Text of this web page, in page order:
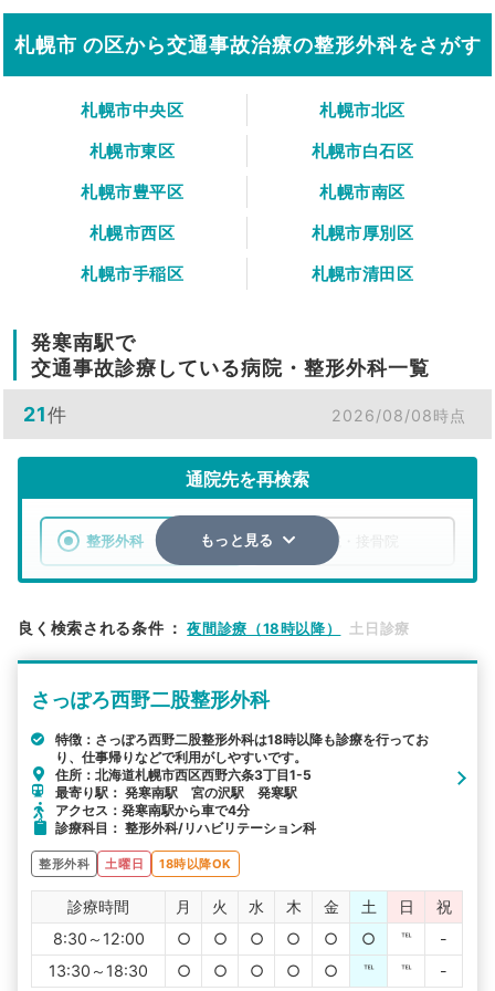
札幌市 の区から交通事故治療の整形外科をさがす
札幌市中央区
札幌市北区
札幌市東区
札幌市白石区
札幌市豊平区
札幌市南区
札幌市西区
札幌市厚別区
札幌市手稲区
札幌市清田区
発寒南駅で
交通事故診療している病院・整形外科一覧
21件 2026/08/08時点
通院先を再検索
整形外科 整骨院・接骨院
検索する
詳細条件で絞り込む
その他の検索方法
駅から探す
もっと見る
良く検索される条件 ： 夜間診療（18時以降） 土日診療
さっぽろ西野二股整形外科
特徴：さっぽろ西野二股整形外科は18時以降も診療を行ってお
り、仕事帰りなどで利用がしやすいです。
住所：北海道札幌市西区西野六条3丁目1-5
最寄り駅： 発寒南駅 宮の沢駅 発寒駅
アクセス：発寒南駅から車で4分
診療科目： 整形外科/リハビリテーション科
整形外科 土曜日 18時以降OK
診療時間 月 火 水 木 金 土 日
祝
8:30～12:00
○ ○ ○ ○ ○ ○ ℡
-
13:30～18:30
○ ○ ○ ○ ○ ℡ ℡ -